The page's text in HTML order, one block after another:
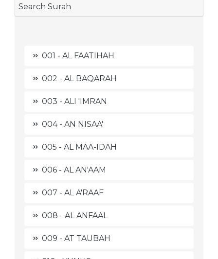
001 - AL FAATIHAH
002 - AL BAQARAH
003 - ALI 'IMRAN
004 - AN NISAA'
005 - AL MAA-IDAH
006 - AL AN'AAM
007 - AL A'RAAF
008 - AL ANFAAL
009 - AT TAUBAH